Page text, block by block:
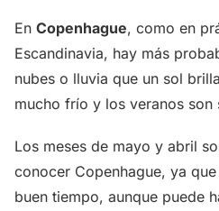
En Copenhague, como en
Escandinavia, hay más
nubes o lluvia que un sol
mucho frío y los veranos son
Los meses de mayo y abril
conocer Copenhague, ya
buen tiempo, aunque puede